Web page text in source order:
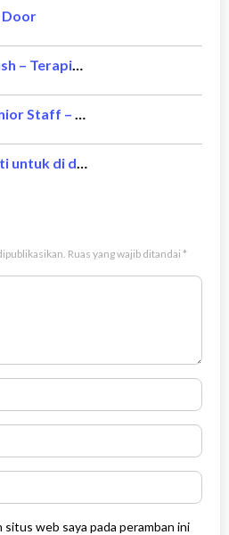
Door
Nailist – Terapis Eyelash – Terapis Waxing and Threading
Info Loker Finance Senior Staff – Bintang Delapan Group
Info Loker karyawan/ti untuk di daerah jakarta – Saung Plataran Resto
Ruas yang wajib ditandai *
situs web saya pada peramban ini